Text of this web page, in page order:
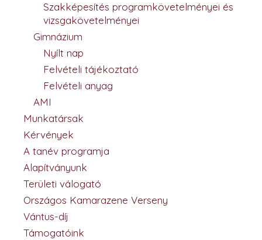
Szakképesítés programkövetelményei és
vizsgakövetelményei
Gimnázium
Nyílt nap
Felvételi tájékoztató
Felvételi anyag
AMI
Munkatársak
Kérvények
A tanév programja
Alapítványunk
Területi válogató
Országos Kamarazene Verseny
Vántus-díj
Támogatóink